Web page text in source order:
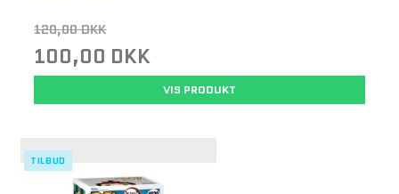
120,00 DKK
100,00 DKK
VIS PRODUKT
TILBUD